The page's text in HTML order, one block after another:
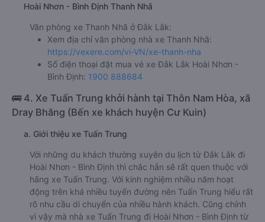
Hoài Nhơn - Bình Định Thanh Nhã
Văn phòng xe Thanh Nhã ở Đắk Lắk:
Xem địa chỉ văn phòng nhà xe Thanh Nhã:
https://vexere.com/vi-VN/xe-thanh-nha
Số điện thoại đặt mua vé xe Đắk Lắk Hoài Nhơn -
Bình Định: 1900 888684
🚌 4. Xe Tuấn Trung khởi hành tại Thôn Nam Hòa, xã
Dray Bhăng (Bến xe khách huyện Cư Kuin)
a. Giới thiệu xe Tuấn Trung
Với những du khách thường xuyên du lịch từ Đắk Lắk đi
Hoài Nhơn - Bình Định thì chắc hẳn sẽ rất quen thuộc với
hãng xe Tuấn Trung. Với kinh nghiệm nhiều năm hoạt
động trên khá nhiều tuyến đường nên Tuấn Trung hiểu rất
rõ nhu cầu di chuyển của nhiều hành khách. Cũng chính
vì vậy mà nhà xe Tuấn Trung đi Hoài Nhơn - Bình Định từ